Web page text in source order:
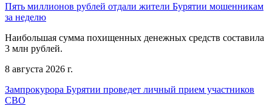
Пять миллионов рублей отдали жители Бурятии мошенникам
за неделю
Наибольшая сумма похищенных денежных средств составила
3 млн рублей.
8 августа 2026 г.
Зампрокурора Бурятии проведет личный прием участников
СВО